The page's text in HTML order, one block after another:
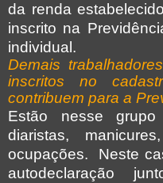
da renda
inscrito na
individual.
Demais
inscritos no
contribuem para a
Estão nesse grupo
diaristas,
ocupações. Neste
autodeclaração